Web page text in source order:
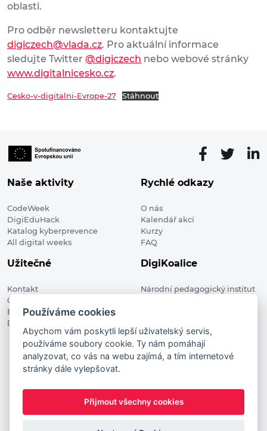
oblasti.
Pro odběr newsletteru kontaktujte
digiczech@vlada.cz. Pro aktuální informace
sledujte Twitter @digiczech nebo webové stránky
www.digitalnicesko.cz.
Cesko-v-digitalni-Evrope-27 Stáhnout
Naše aktivity
CodeWeek
DigiEduHack
Katalog kyberprevence
All digital weeks
Rychlé odkazy
O nás
Kalendář akcí
Kurzy
FAQ
Užitečné
Kontakt
Členské organizace
Blog
Digitalizace ve vzdělávání
DigiKoalice
Národní pedagogický institut
DigiKoalice 2021. All rights reserved
Vstup do administrace
This project has received funding from the European
Commission Innovation and Networks Executive Agency (now
Používáme cookies
Abychom vám poskytli lepší uživatelský servis,
používáme soubory cookie. Ty nám pomáhají
analyzovat, co vás na webu zajímá, a tím internetové
stránky dále vylepšovat.
Přijmout všechny cookies